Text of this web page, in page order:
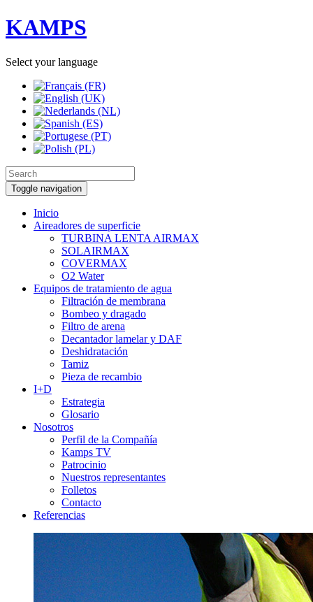
KAMPS
Select your language
Toggle navigation
Inicio
Aireadores de superficie
TURBINA LENTA AIRMAX
SOLAIRMAX
COVERMAX
O2 Water
Equipos de tratamiento de agua
Filtración de membrana
Bombeo y dragado
Filtro de arena
Decantador lamelar y DAF
Deshidratación
Tamiz
Pieza de recambio
I+D
Estrategia
Glosario
Nosotros
Perfil de la Compañía
Kamps TV
Patrocinio
Nuestros representantes
Folletos
Contacto
Referencias